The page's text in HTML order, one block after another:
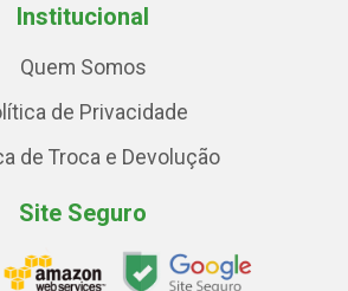
Institucional
Quem Somos
de Privacidade
de Troca e Devolução
Site Seguro